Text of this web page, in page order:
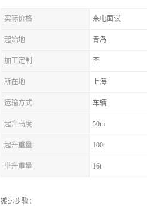
实际价格 来电面议
起始地 青岛
加工定制 否
所在地 上海
运输方式 车辆
起升高度 50m
起升重量 100t
举升重量 16t
搬运步骤：